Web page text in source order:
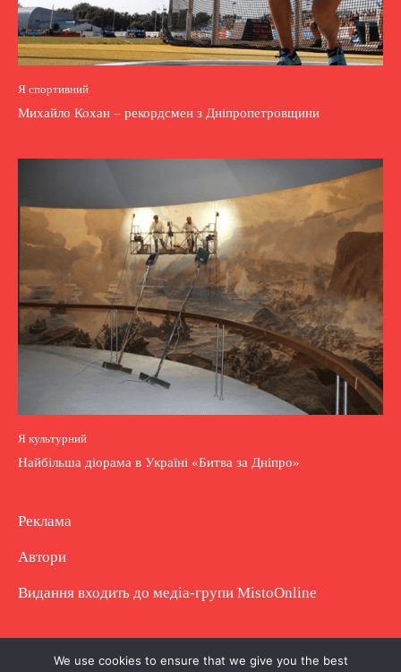
Я спортивний
Михайло Кохан – рекордсмен з Дніпропетровщини
Я культурний
Найбільша діорама в Україні «Битва за Дніпро»
Реклама
Автори
Видання входить до медіа-групи MistoOnline
Copyright © Повне використання матеріалу
We use cookies to ensure that we give you the best